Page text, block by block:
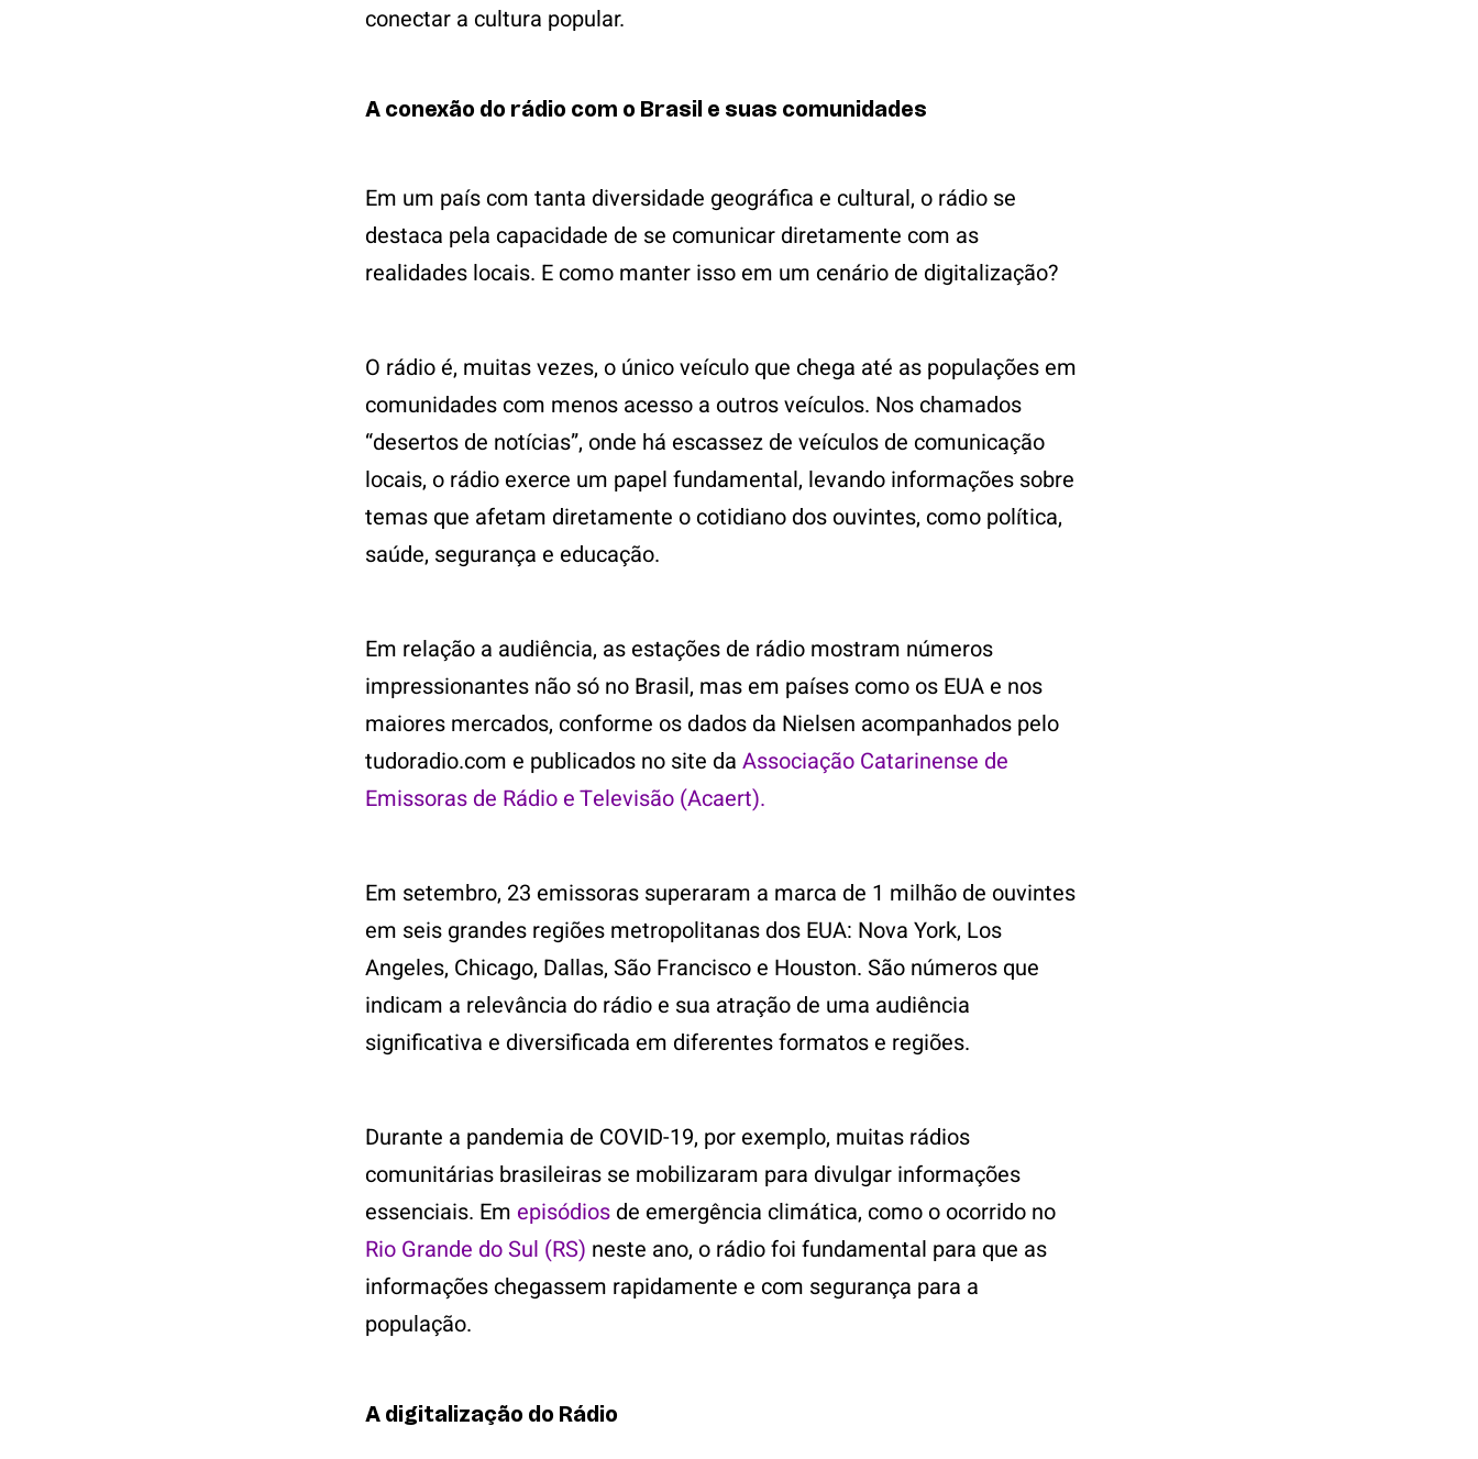
conectar a cultura popular.
A conexão do rádio com o Brasil e suas comunidades
Em um país com tanta diversidade geográfica e cultural, o rádio se
destaca pela capacidade de se comunicar diretamente com as
realidades locais. E como manter isso em um cenário de digitalização?
O rádio é, muitas vezes, o único veículo que chega até as populações em
comunidades com menos acesso a outros veículos. Nos chamados
“desertos de notícias”, onde há escassez de veículos de comunicação
locais, o rádio exerce um papel fundamental, levando informações sobre
temas que afetam diretamente o cotidiano dos ouvintes, como política,
saúde, segurança e educação.
Em relação a audiência, as estações de rádio mostram números
impressionantes não só no Brasil, mas em países como os EUA e nos
maiores mercados, conforme os dados da Nielsen acompanhados pelo
tudoradio.com e publicados no site da Associação Catarinense de
Emissoras de Rádio e Televisão (Acaert).
Em setembro, 23 emissoras superaram a marca de 1 milhão de ouvintes
em seis grandes regiões metropolitanas dos EUA: Nova York, Los
Angeles, Chicago, Dallas, São Francisco e Houston. São números que
indicam a relevância do rádio e sua atração de uma audiência
significativa e diversificada em diferentes formatos e regiões.
Durante a pandemia de COVID-19, por exemplo, muitas rádios
comunitárias brasileiras se mobilizaram para divulgar informações
essenciais. Em episódios de emergência climática, como o ocorrido no
Rio Grande do Sul (RS) neste ano, o rádio foi fundamental para que as
informações chegassem rapidamente e com segurança para a
população.
A digitalização do Rádio